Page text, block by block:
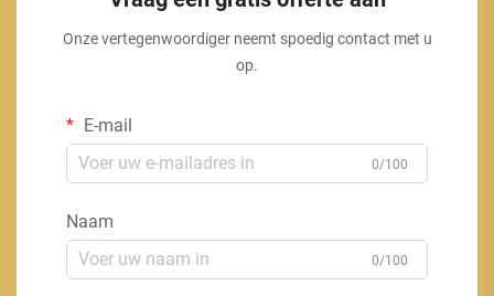
Onze vertegenwoordiger neemt spoedig contact met u
op.
E-mail
0/100
Naam
0/100